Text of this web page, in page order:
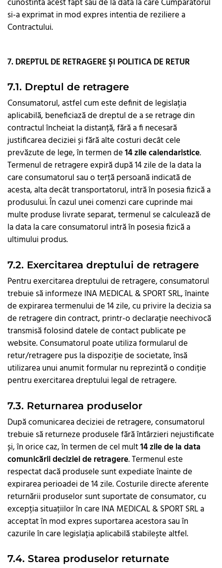
cunostinta acest fapt sau de la data la care Cumparatorul
si-a exprimat in mod expres intentia de reziliere a
Contractului.
7. DREPTUL DE RETRAGERE ȘI POLITICA DE RETUR
7.1. Dreptul de retragere
Consumatorul, astfel cum este definit de legislația
aplicabilă, beneficiază de dreptul de a se retrage din
contractul încheiat la distanță, fără a fi necesară
justificarea deciziei și fără alte costuri decât cele
prevăzute de lege, în termen de14 zile calendaristice.
Termenul de retragere expiră după 14 zile de la data la
care consumatorul sau o terță persoană indicată de
acesta, alta decât transportatorul, intră în posesia fizică a
produsului. În cazul unei comenzi care cuprinde mai
multe produse livrate separat, termenul se calculează de
la data la care consumatorul intră în posesia fizică a
ultimului produs.
7.2. Exercitarea dreptului de retragere
Pentru exercitarea dreptului de retragere, consumatorul
trebuie să informeze INA MEDICAL & SPORT SRL, înainte
de expirarea termenului de 14 zile, cu privire la decizia sa
de retragere din contract, printr-o declarație neechivocă
transmisă folosind datele de contact publicate pe
website. Consumatorul poate utiliza formularul de
retur/retragere pus la dispoziție de societate, însă
utilizarea unui anumit formular nu reprezintă o condiție
pentru exercitarea dreptului legal de retragere.
7.3. Returnarea produselor
După comunicarea deciziei de retragere, consumatorul
trebuie să returneze produsele fără întârzieri nejustificate
și, în orice caz, în termen de cel mult14 zile de la data
comunicării deciziei de retragere. Termenul este
respectat dacă produsele sunt expediate înainte de
expirarea perioadei de 14 zile. Costurile directe aferente
returnării produselor sunt suportate de consumator, cu
excepția situațiilor în care INA MEDICAL & SPORT SRL a
acceptat în mod expres suportarea acestora sau în
cazurile în care legislația aplicabilă stabilește altfel.
7.4. Starea produselor returnate